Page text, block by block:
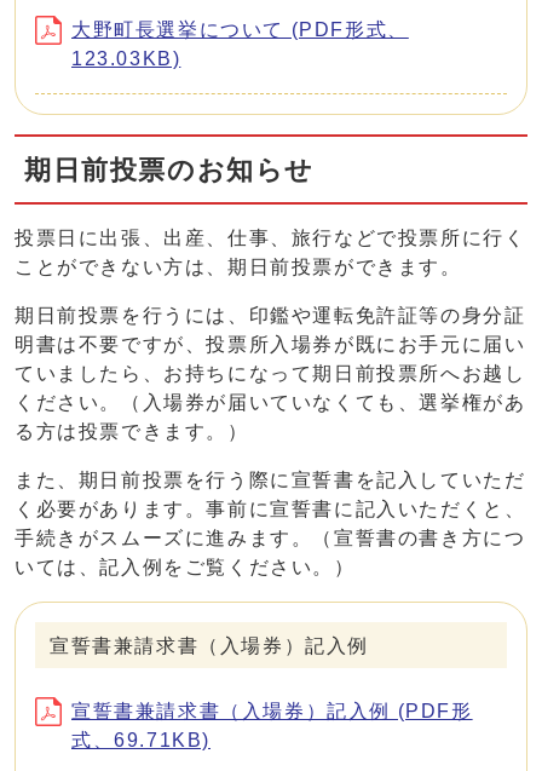
大野町長選挙について (PDF形式、
123.03KB)
期日前投票のお知らせ
投票日に出張、出産、仕事、旅行などで投票所に行く
ことができない方は、期日前投票ができます。
期日前投票を行うには、印鑑や運転免許証等の身分証
明書は不要ですが、投票所入場券が既にお手元に届い
ていましたら、お持ちになって期日前投票所へお越し
ください。（入場券が届いていなくても、選挙権があ
る方は投票できます。）
また、期日前投票を行う際に宣誓書を記入していただ
く必要があります。事前に宣誓書に記入いただくと、
手続きがスムーズに進みます。（宣誓書の書き方につ
いては、記入例をご覧ください。）
宣誓書兼請求書（入場券）記入例
宣誓書兼請求書（入場券）記入例 (PDF形
式、69.71KB)